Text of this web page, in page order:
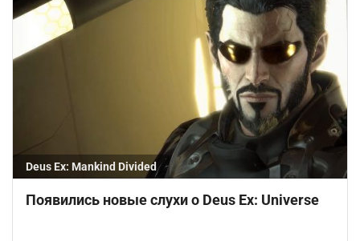
Deus Ex: Mankind Divided
Появились новые слухи о Deus Ex: Universe